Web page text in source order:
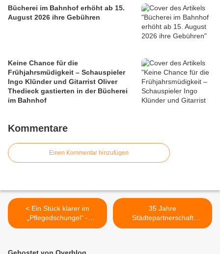
Bücherei im Bahnhof erhöht ab 15.
August 2026 ihre Gebühren
Keine Chance für die
Frühjahrsmüdigkeit – Schauspieler
Ingo Klünder und Gitarrist Oliver
Thedieck gastierten in der Bücherei
im Bahnhof
Kommentare
Einen Kommentar hinzufügen
< Ein Stück klarer im
„Pflegedschungel“ -
Informative
35 Jahre
Städtepartnerschaft
Geithain – Veitshöchheim